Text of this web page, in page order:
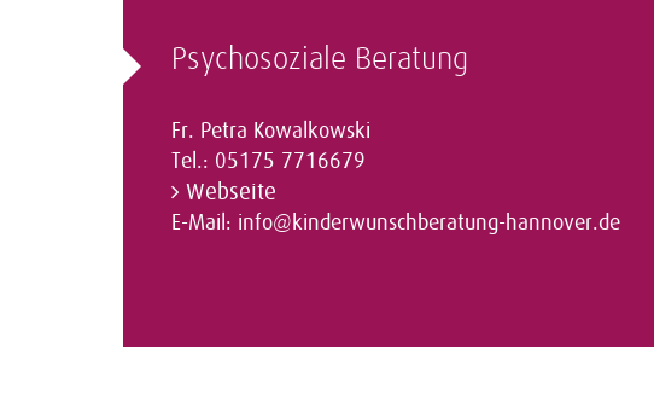
Psychosoziale Beratung
Fr. Petra Kowalkowski
Tel.: 05175 7716679
Webseite
E-Mail: info@kinderwunschberatung-hannover.de